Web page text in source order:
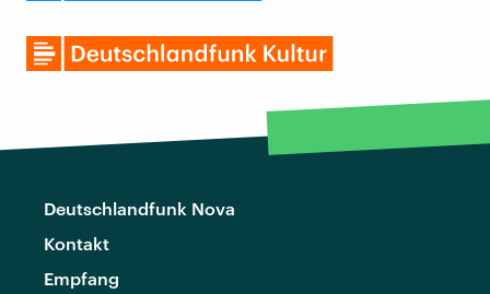
Deutschlandfunk Nova
Kontakt
Empfang